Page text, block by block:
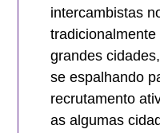
intercambistas
grandes
se espalhando
recrutamento
as algumas